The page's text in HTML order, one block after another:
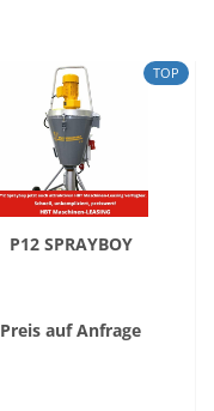
TOP
P12 SPRAYBOY
Preis auf Anfrage